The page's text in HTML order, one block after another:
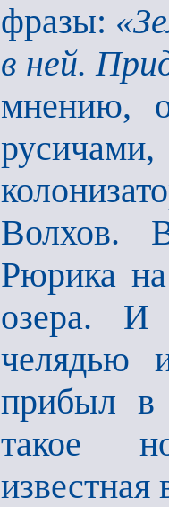
фразы:
в ней.
мнению,
Волхов.
Рюрика на
озера. И
челядью
прибыл
такое
известная